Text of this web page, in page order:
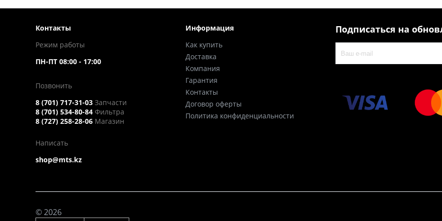
Контакты
Режим работы
ПН-ПТ 08:00 - 17:00
Позвонить
8 (701) 717-31-03 Запчасти
8 (701) 534-80-84 Фильтра
8 (727) 258-28-06 Магазин
Написать
shop@mts.kz
Информация
Как купить
Доставка
Компания
Гарантия
Контакты
Договор оферты
Политика конфиденциальности
Подписаться на
© 2026